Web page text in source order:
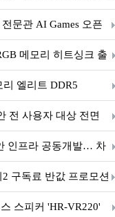
문관 AI Games 오픈
메모리 히트싱크 출
엘리트 DDR5
전 사용자 대상 전면
인프라 공동개발… 차
구독료 반값 프로모션
스피커 'HR-VR220'